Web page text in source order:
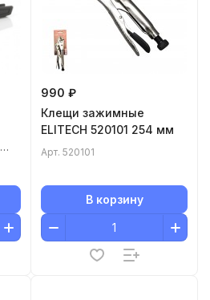
990 ₽
Клещи зажимные
ELITECH 520101 254 мм
Арт. 520101
В корзину